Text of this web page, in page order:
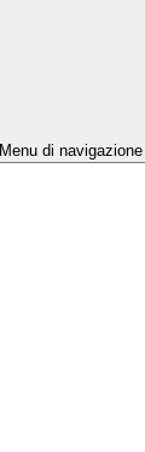
Menu di navigazione